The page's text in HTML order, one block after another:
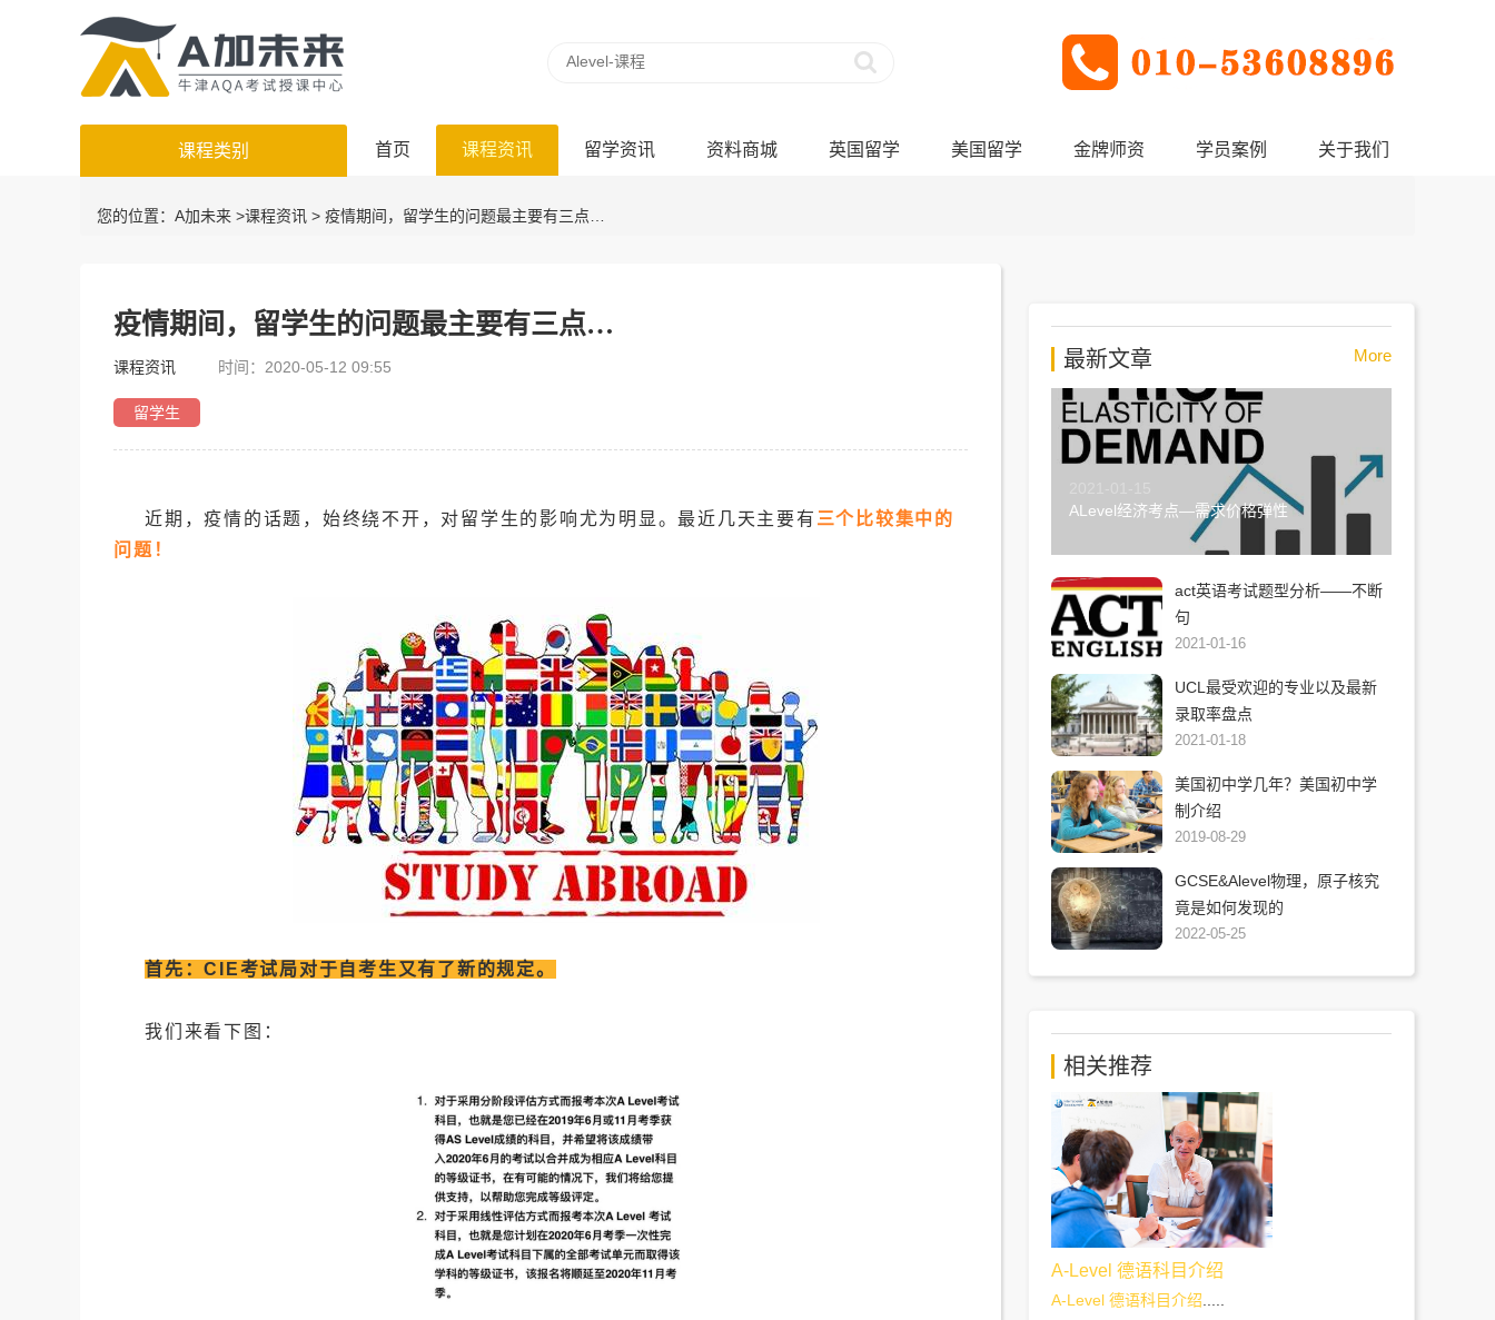
课程类别 首页 课程资讯 留学资讯 资料商城 英国留学 美国留学 金牌师资 学员案例 关于我们
您的位置： A加未来 >课程资讯 > 疫情期间，留学生的问题最主要有三点…
疫情期间，留学生的问题最主要有三点…
课程资讯 时间：2020-05-12 09:55
留学生
近期，疫情的话题，始终绕不开，对留学生的影响尤为明显。最近几天主要有 三个比较集中的
问题！
首先：CIE考试局对于自考生又有了新的规定。
我们来看下图：
最新文章 More
ALevel经济考点—需求价格弹性
act英语考试题型分析——不断
句
2021-01-16
UCL最受欢迎的专业以及最新
录取率盘点
2021-01-18
美国初中学几年？美国初中学
制介绍
2019-08-29
GCSE&Alevel物理，原子核究
竟是如何发现的
2022-05-25
相关推荐
A-Level 德语科目介绍
A-Level 德语科目介绍.....